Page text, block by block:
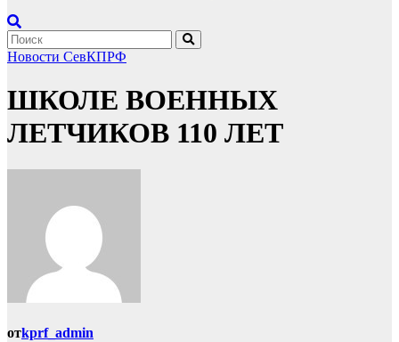
Новости СевКПРФ
ШКОЛЕ ВОЕННЫХ
ЛЕТЧИКОВ 110 ЛЕТ
отkprf_admin